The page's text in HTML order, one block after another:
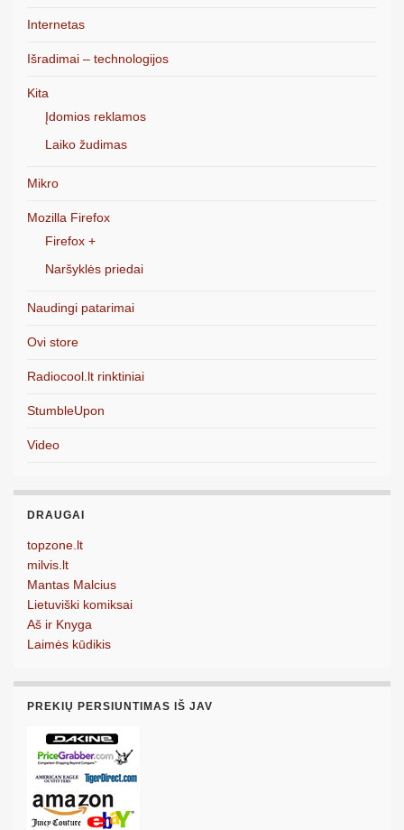
Internetas
Išradimai – technologijos
Kita
Įdomios reklamos
Laiko žudimas
Mikro
Mozilla Firefox
Firefox +
Naršyklės priedai
Naudingi patarimai
Ovi store
Radiocool.lt rinktiniai
StumbleUpon
Video
DRAUGAI
topzone.lt
milvis.lt
Mantas Malcius
Lietuviški komiksai
Aš ir Knyga
Laimės kūdikis
PREKIŲ PERSIUNTIMAS IŠ JAV